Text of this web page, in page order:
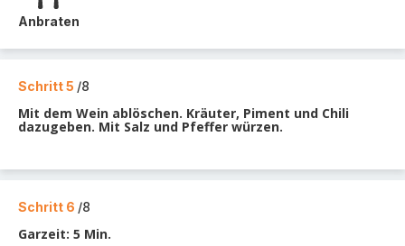
Anbraten
Schritt 5 /8
Mit dem Wein ablöschen. Kräuter, Piment und Chili
dazugeben. Mit Salz und Pfeffer würzen.
Schritt 6 /8
Garzeit: 5 Min.